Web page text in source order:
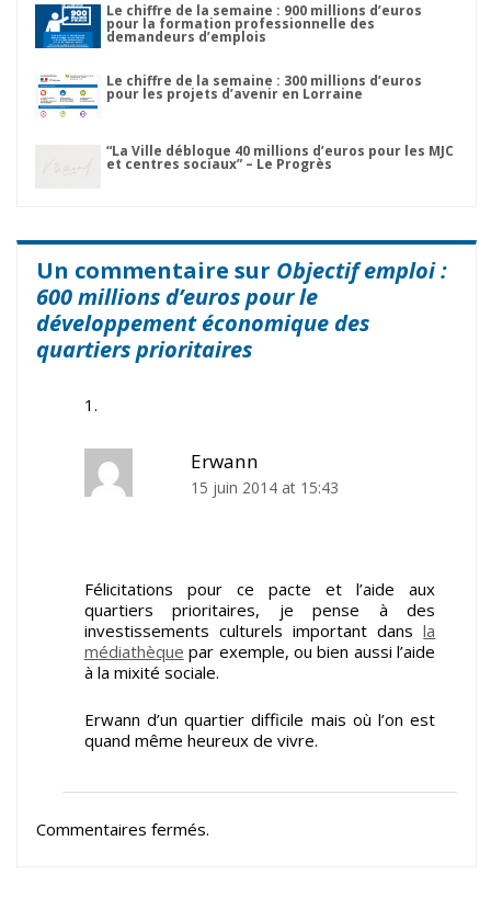
Le chiffre de la semaine : 900 millions d’euros
pour la formation professionnelle des
demandeurs d’emplois
Le chiffre de la semaine : 300 millions d’euros
pour les projets d’avenir en Lorraine
“La Ville débloque 40 millions d’euros pour les MJC
et centres sociaux” – Le Progrès
Un commentaire sur Objectif emploi :
600 millions d’euros pour le
développement économique des
quartiers prioritaires
Erwann
15 juin 2014 at 15:43
Félicitations pour ce pacte et l’aide aux
quartiers prioritaires, je pense à des
investissements culturels important dansla
médiathèque par exemple, ou bien aussi l’aide
à la mixité sociale.
Erwann d’un quartier difficile mais où l’on est
quand même heureux de vivre.
Commentaires fermés.